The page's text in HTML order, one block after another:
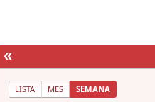
«
LISTA MES SEMANA